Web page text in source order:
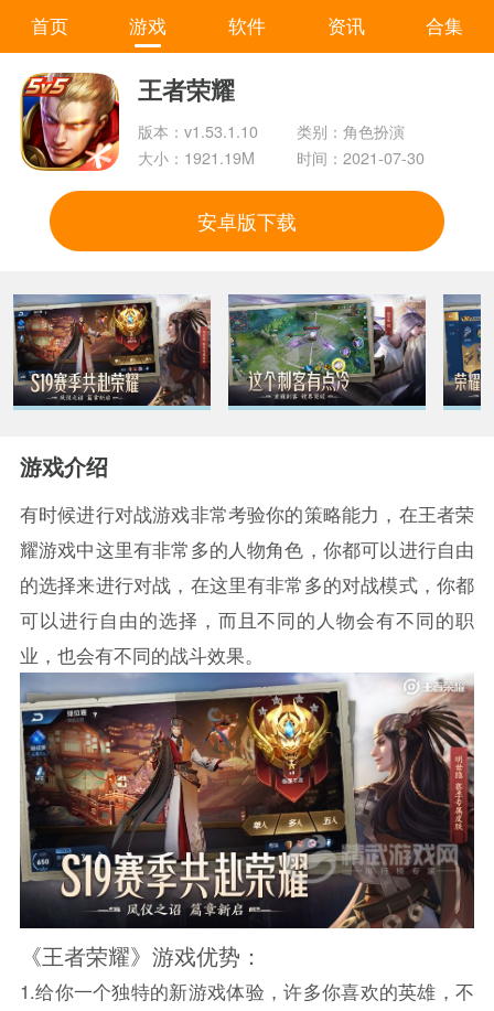
首页 游戏 软件 资讯 合集
王者荣耀
版本：v1.53.1.10
类别：角色扮演
大小：1921.19M
时间：2021-07-30
安卓版下载
游戏介绍
有时候进行对战游戏非常考验你的策略能力，在王者荣
耀游戏中这里有非常多的人物角色，你都可以进行自由
的选择来进行对战，在这里有非常多的对战模式，你都
可以进行自由的选择，而且不同的人物会有不同的职
业，也会有不同的战斗效果。
《王者荣耀》游戏优势：
1.给你一个独特的新游戏体验，许多你喜欢的英雄，不